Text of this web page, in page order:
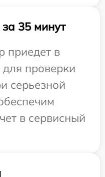
35 минут
приедет в
проверки
серьезной
в сервисный